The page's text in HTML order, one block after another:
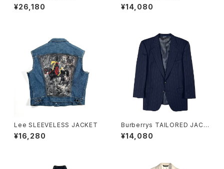
¥26,180 ¥14,080
Lee SLEEVELESS JACKET
¥16,280
Burberrys TAILORED JACK
ET
¥14,080